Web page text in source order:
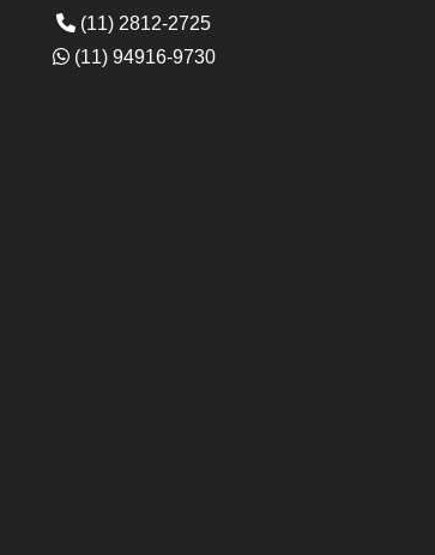
(11) 2812-2725
(11) 94916-9730